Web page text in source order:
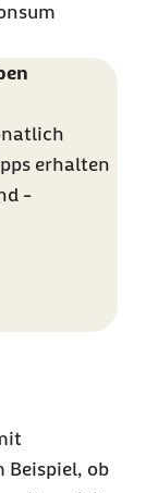
erhalten
-
Beispiel, ob